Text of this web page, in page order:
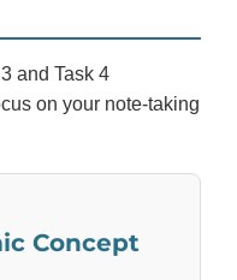
and Task 4
on your note-taking
Concept